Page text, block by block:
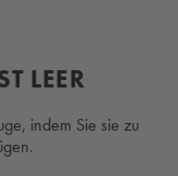
LEER
indem Sie sie zu